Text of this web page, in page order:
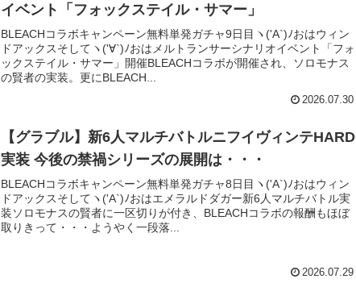
イベント「フォックステイル・サマー」
BLEACHコラボキャンペーン無料単発ガチャ9日目ヽ('A`)ﾉおはウィン
ドアックスそしてヽ('∀`)ﾉおはメルトランサーシナリオイベント「フォ
ックステイル・サマー」開催BLEACHコラボが開催され、ソロモナス
の賢者の実装。更にBLEACH...
2026.07.30
【グラブル】新6人マルチバトルニフイヴィンテHARD
実装 今後の禁禍シリーズの展開は・・・
BLEACHコラボキャンペーン無料単発ガチャ8日目ヽ('A`)ﾉおはウィン
ドアックスそしてヽ('A`)ﾉおはエメラルドダガー新6人マルチバトル実
装ソロモナスの賢者に一区切りが付き、BLEACHコラボの報酬もほぼ
取りきって・・・ようやく一段落...
2026.07.29